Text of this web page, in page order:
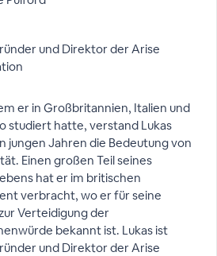
und Direktor der Arise
er in Großbritannien, Italien und
studiert hatte, verstand Lukas
jungen Jahren die Bedeutung von
Einen großen Teil seines
hat er im britischen
verbracht, wo er für seine
Verteidigung der
bekannt ist. Lukas ist
und Direktor der Arise